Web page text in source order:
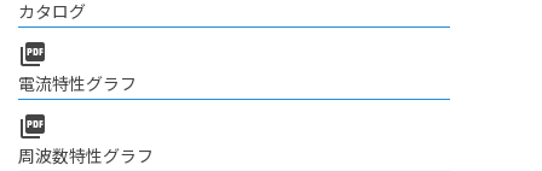
カタログ
picture_as_pdf
電流特性グラフ
picture_as_pdf
周波数特性グラフ